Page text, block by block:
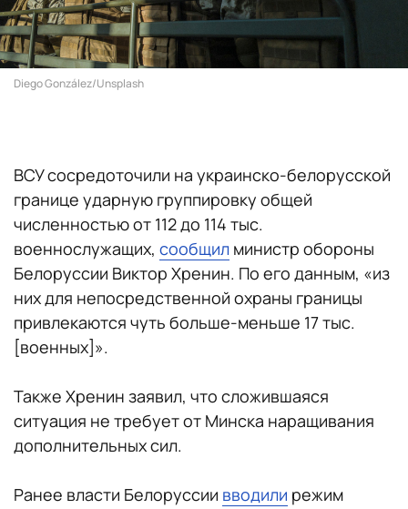
Diego González/Unsplash
ВСУ сосредоточили на украинско-белорусской
границе ударную группировку общей
численностью от 112 до 114 тыс.
военнослужащих, сообщил министр обороны
Белоруссии Виктор Хренин. По его данным, «из
них для непосредственной охраны границы
привлекаются чуть больше-меньше 17 тыс.
[военных]».
Также Хренин заявил, что сложившаяся
ситуация не требует от Минска наращивания
дополнительных сил.
Ранее власти Белоруссии вводили режим